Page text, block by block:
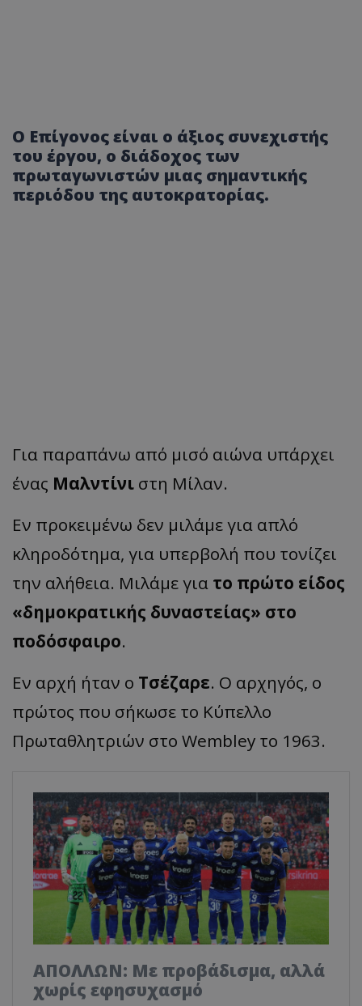
Ο Επίγονος είναι ο άξιος συνεχιστής
του έργου, ο διάδοχος των
πρωταγωνιστών μιας σημαντικής
περιόδου της αυτοκρατορίας.
Για παραπάνω από μισό αιώνα υπάρχει
ένας Μαλντίνι στη Μίλαν.
Εν προκειμένω δεν μιλάμε για απλό
κληροδότημα, για υπερβολή που τονίζει
την αλήθεια. Μιλάμε για το πρώτο είδος
«δημοκρατικής δυναστείας» στο
ποδόσφαιρο.
Εν αρχή ήταν ο Τσέζαρε. Ο αρχηγός, ο
πρώτος που σήκωσε το Κύπελλο
Πρωταθλητριών στο Wembley το 1963.
ΑΠΟΛΛΩΝ: Με προβάδισμα, αλλά
χωρίς εφησυχασμό